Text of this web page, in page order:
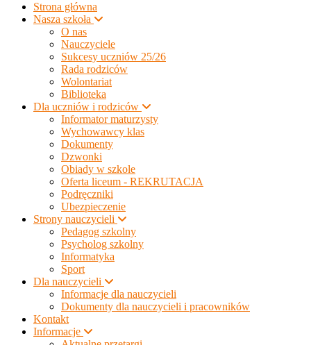
Strona główna
Nasza szkoła
O nas
Nauczyciele
Sukcesy uczniów 25/26
Rada rodziców
Wolontariat
Biblioteka
Dla uczniów i rodziców
Informator maturzysty
Wychowawcy klas
Dokumenty
Dzwonki
Obiady w szkole
Oferta liceum - REKRUTACJA
Podręczniki
Ubezpieczenie
Strony nauczycieli
Pedagog szkolny
Psycholog szkolny
Informatyka
Sport
Dla nauczycieli
Informacje dla nauczycieli
Dokumenty dla nauczycieli i pracowników
Kontakt
Informacje